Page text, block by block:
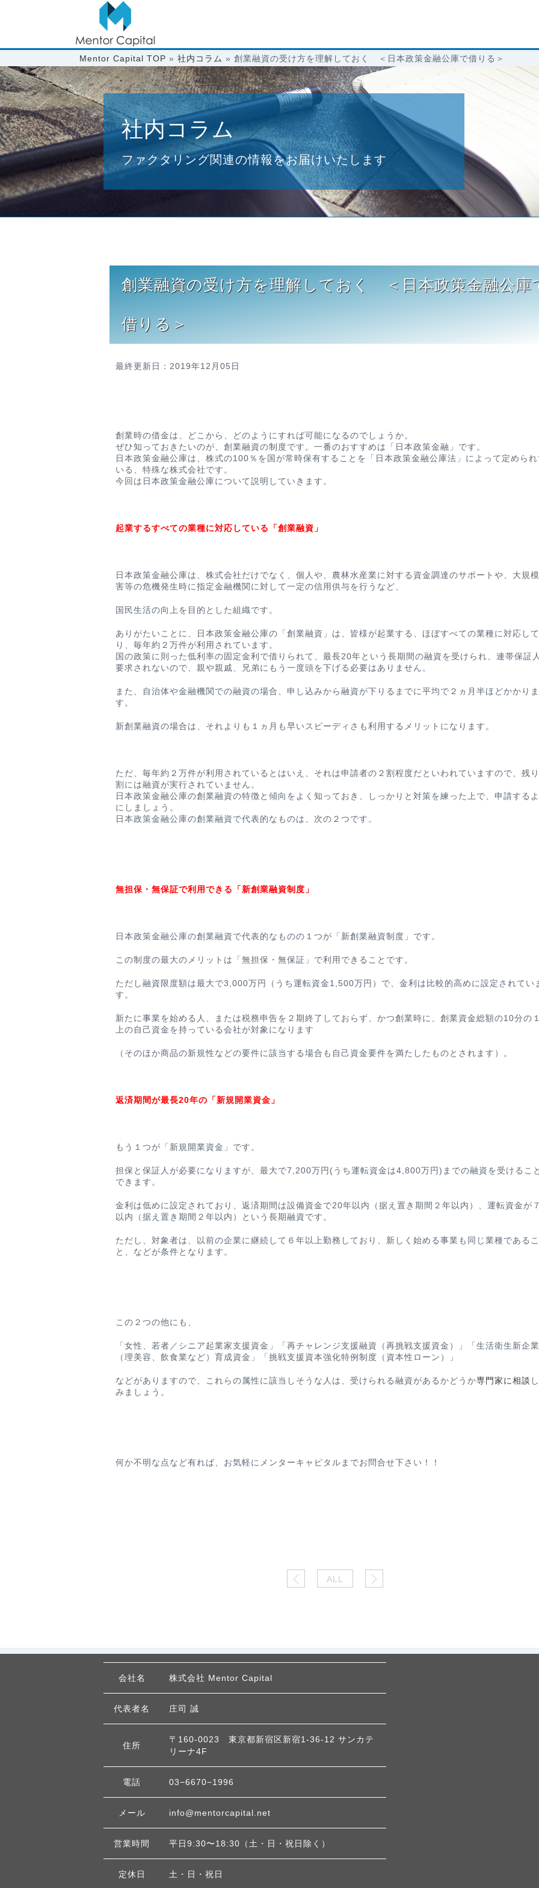
Mentor Capital TOP » 社内コラム » 創業融資の受け方を理解しておく ＜日本政策金融公庫で借りる＞
社内コラム
ファクタリング関連の情報をお届けいたします
創業融資の受け方を理解しておく ＜日本政策金融公庫
借りる＞
最終更新日：2019年12月05日
創業時の借金は、どこから、どのようにすれば可能になるのでしょうか。
ぜひ知っておきたいのが、創業融資の制度です。一番のおすすめは「日本政策金融」です。
日本政策金融公庫は、株式の100％を国が常時保有することを「日本政策金融公庫法」によって定めら
いる、特殊な株式会社です。
今回は日本政策金融公庫について説明していきます。
起業するすべての業種に対応している「創業融資」
日本政策金融公庫は、株式会社だけでなく、個人や、農林水産業に対する資金調達のサポートや、大規
害等の危機発生時に指定金融機関に対して一定の信用供与を行うなど、
国民生活の向上を目的とした組織です。
ありがたいことに、日本政策金融公庫の「創業融資」は、皆様が起業する、ほぼすべての業種に対応し
り、毎年約２万件が利用されています。
国の政策に則った低利率の固定金利で借りられて、最長20年という長期間の融資を受けられ、連帯保証
要求されないので、親や親戚、兄弟にもう一度頭を下げる必要はありません。
また、自治体や金融機関での融資の場合、申し込みから融資が下りるまでに平均で２ヵ月半ほどかかりま
す。
新創業融資の場合は、それよりも１ヵ月も早いスピーディさも利用するメリットになります。
ただ、毎年約２万件が利用されているとはいえ、それは申請者の２割程度だといわれていますので、残
割には融資が実行されていません。
日本政策金融公庫の創業融資の特徴と傾向をよく知っておき、しっかりと対策を練った上で、申請する
にしましょう。
日本政策金融公庫の創業融資で代表的なものは、次の２つです。
無担保・無保証で利用できる「新創業融資制度」
日本政策金融公庫の創業融資で代表的なものの１つが「新創業融資制度」です。
この制度の最大のメリットは「無担保・無保証」で利用できることです。
ただし融資限度額は最大で3,000万円（うち運転資金1,500万円）で、金利は比較的高めに設定されてい
す。
新たに事業を始める人、または税務申告を２期終了しておらず、かつ創業時に、創業資金総額の10分の
上の自己資金を持っている会社が対象になります
（そのほか商品の新規性などの要件に該当する場合も自己資金要件を満たしたものとされます）。
返済期間が最長20年の「新規開業資金」
もう１つが「新規開業資金」です。
担保と保証人が必要になりますが、最大で7,200万円(うち運転資金は4,800万円)までの融資を受けるこ
できます。
金利は低めに設定されており、返済期間は設備資金で20年以内（据え置き期間２年以内）、運転資金が
以内（据え置き期間２年以内）という長期融資です。
ただし、対象者は、以前の企業に継続して６年以上勤務しており、新しく始める事業も同じ業種であるこ
と、などが条件となります。
この２つの他にも、
「女性、若者／シニア起業家支援資金」「再チャレンジ支援融資（再挑戦支援資金）」「生活衛生新企業
（理美容、飲食業など）育成資金」「挑戦支援資本強化特例制度（資本性ローン）」
などがありますので、これらの属性に該当しそうな人は、受けられる融資があるかどうか専門家に相談
みましょう。
何か不明な点など有れば、お気軽にメンターキャピタルまでお問合せ下さい！！
ALL
会社名 株式会社 Mentor Capital
代表者名 庄司 誠
住所
〒160-0023 東京都新宿区新宿1-36-12 サンカテ
リーナ4F
電話 03−6670−1996
メール info@mentorcapital.net
営業時間 平日9:30〜18:30（土・日・祝日除く）
定休日 土・日・祝日